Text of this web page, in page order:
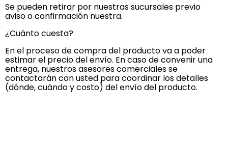
Se pueden retirar por nuestras sucursales previo
aviso o confirmación nuestra.
¿Cuánto cuesta?
En el proceso de compra del producto va a poder
estimar el precio del envío. En caso de convenir una
entrega, nuestros asesores comerciales se
contactarán con usted para coordinar los detalles
(dónde, cuándo y costo) del envío del producto.